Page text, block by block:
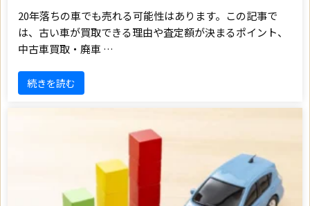
20年落ちの車でも売れる可能性はあります。この記事で
は、古い車が買取できる理由や査定額が決まるポイント、
中古車買取・廃車 …
続きを読む